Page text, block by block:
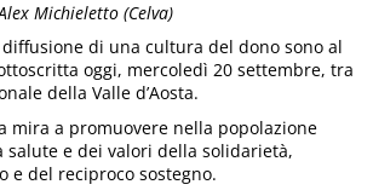
Michieletto (Celva)
di una cultura del dono sono al
oggi, mercoledì 20 settembre, tra
della Valle d’Aosta.
mira a promuovere nella popolazione
salute e dei valori della solidarietà,
e del reciproco sostegno.